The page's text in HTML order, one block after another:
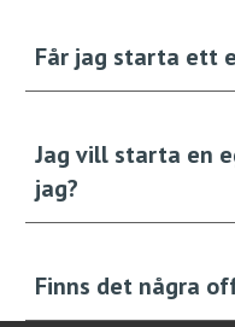
Får jag starta ett
Jag vill starta en
jag?
Finns det några